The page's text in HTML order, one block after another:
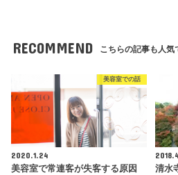
RECOMMEND こちらの記事も人気
美容室での話
2020.1.24
美容室で常連客が失客する原因
清水